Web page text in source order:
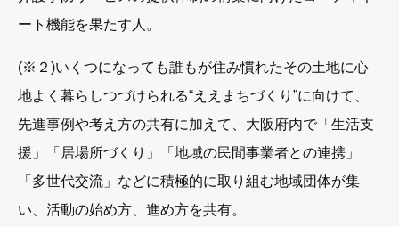
ート機能を果たす人。
(※２)いくつになっても誰もが住み慣れたその土地に心
地よく暮らしつづけられる“ええまちづくり”に向けて、
先進事例や考え方の共有に加えて、大阪府内で「生活支
援」「居場所づくり」「地域の民間事業者との連携」
「多世代交流」などに積極的に取り組む地域団体が集
い、活動の始め方、進め方を共有。